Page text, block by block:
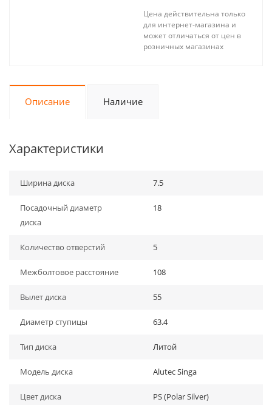
Цена действительна только
для интернет-магазина и
может отличаться от цен в
розничных магазинах
Описание Наличие
Характеристики
Ширина диска 7.5
Посадочный диаметр
диска
18
Количество отверстий 5
Межболтовое расстояние 108
Вылет диска 55
Диаметр ступицы 63.4
Тип диска Литой
Модель диска Alutec Singa
Цвет диска PS (Polar Silver)